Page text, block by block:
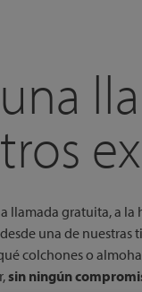
llamada gratuita, a
una de nuestras
colchones o
sin ningún